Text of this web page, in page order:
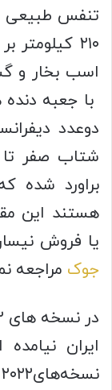
دوعدد
شتاب صفر
هستند این
یا فروش
جوک مراجعه
در نسخه های ۲۰۲۲
ایران